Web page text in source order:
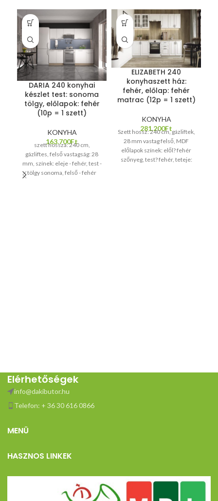
DARIA 240 konyhai
készlet test: sonoma
tölgy, előlapok: fehér
(10p = 1 szett)
KONYHA
163.700Ft
szett hossza: 240 cm,
gázliftes, felső vastagság: 28
mm, színek: eleje - fehér, test -
tölgy sonoma, felső - fehér
ELIZABETH 240
konyhaszett ház:
fehér, előlap: fehér
matrac (12p = 1 szett)
KONYHA
281.200Ft
Szett hossz: 240 cm, gázliftek,
28 mm vastag felső, MDF
előlapok színek: elől? fehér
szőnyeg, test? fehér, teteje:
Elérhetőségek
info@dakibutor.hu
Telefon: + 36 30 616 0866
MENÜ
HASZNOS LINKEK